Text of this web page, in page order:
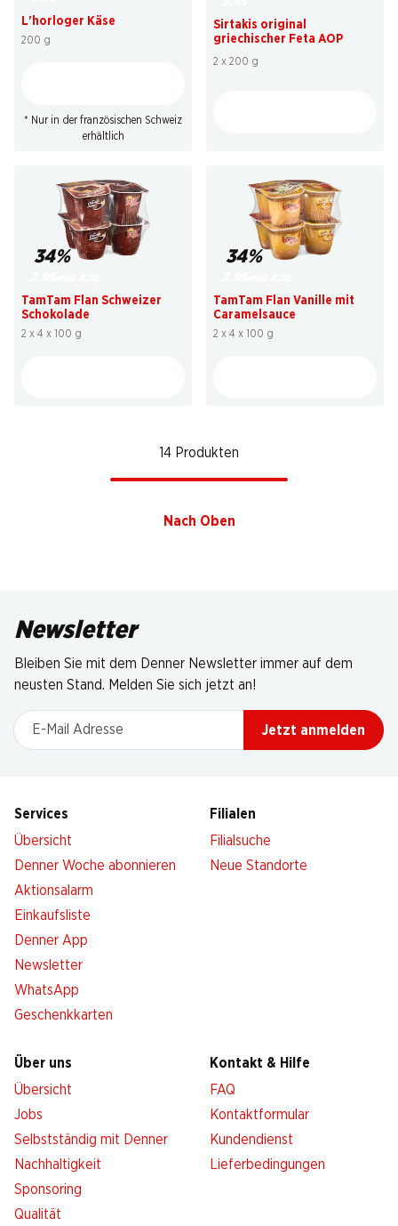
L'horloger Käse
200 g
* Nur in der französischen Schweiz
erhältlich
Sirtakis original
griechischer Feta AOP
2 x 200 g
34%
TamTam Flan Schweizer
Schokolade
2 x 4 x 100 g
34%
TamTam Flan Vanille mit
Caramelsauce
2 x 4 x 100 g
14 Produkten
Nach Oben
Newsletter
Bleiben Sie mit dem Denner Newsletter immer auf dem
neusten Stand. Melden Sie sich jetzt an!
E-Mail Adresse
Jetzt anmelden
Services
Übersicht
Denner Woche abonnieren
Aktionsalarm
Einkaufsliste
Denner App
Newsletter
WhatsApp
Geschenkkarten
Filialen
Filialsuche
Neue Standorte
Über uns
Übersicht
Jobs
Selbstständig mit Denner
Nachhaltigkeit
Sponsoring
Qualität
Kontakt & Hilfe
FAQ
Kontaktformular
Kundendienst
Lieferbedingungen